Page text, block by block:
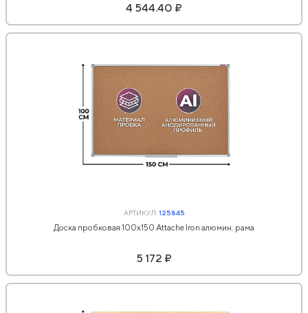
4 544.40 ₽
АРТИКУЛ:125845
Доска пробковая 100х150 Attache Iron алюмин. рама
5 172 ₽